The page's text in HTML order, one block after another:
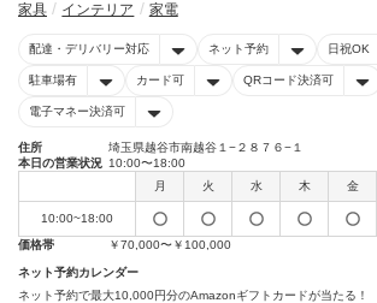
家具 インテリア 家電
配達・デリバリー対応 ネット予約 日祝OK
駐車場有 カード可 QRコード決済可
電子マネー決済可
住所
埼玉県越谷市南越谷１−２８７６−１
本日の営業状況 10:00〜18:00
月
火 水 木 金
10:00~18:00
価格帯
￥70,000〜￥100,000
ネット予約カレンダー
ネット予約で最大10,000円分のAmazonギフトカードが当たる！